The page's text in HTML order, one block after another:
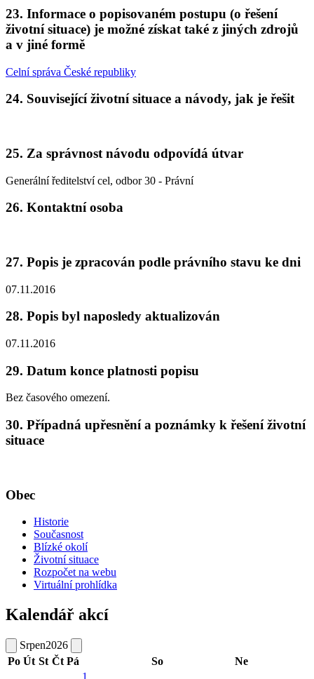
23. Informace o popisovaném postupu (o řešení
životní situace) je možné získat také z jiných zdrojů
a v jiné formě
Celní správa České republiky
24. Související životní situace a návody, jak je řešit
25. Za správnost návodu odpovídá útvar
Generální ředitelství cel, odbor 30 - Právní
26. Kontaktní osoba
27. Popis je zpracován podle právního stavu ke dni
07.11.2016
28. Popis byl naposledy aktualizován
07.11.2016
29. Datum konce platnosti popisu
Bez časového omezení.
30. Případná upřesnění a poznámky k řešení životní
situace
Obec
Historie
Současnost
Blízké okolí
Životní situace
Rozpočet na webu
Virtuální prohlídka
Kalendář akcí
Srpen2026
Po Út St Čt Pá So
Ne
1